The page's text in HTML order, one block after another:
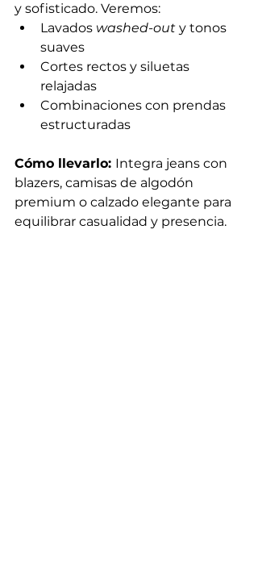
y sofisticado. Veremos:
Lavados washed-out y tonos
suaves
Cortes rectos y siluetas
relajadas
Combinaciones con prendas
estructuradas
Cómo llevarlo: Integra jeans con
blazers, camisas de algodón
premium o calzado elegante para
equilibrar casualidad y presencia.